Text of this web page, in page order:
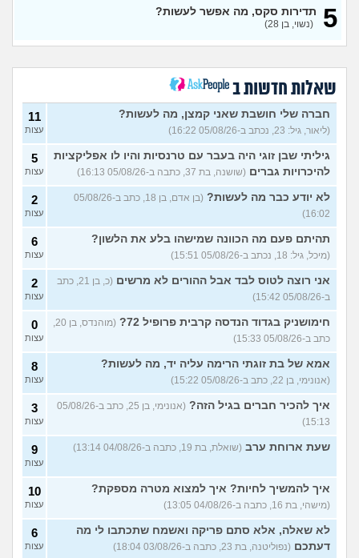
מפנטז על חבר טוב שלי
(רוויטל, בת 24)
14
עצות
בנות,אתן הייתן "מסדרות" את
אח שלכם במצב כזה?
(לוחם שקרוב ל'חרור, בן 21)
מסאג׳יסט מעורער
(מסאג׳יסט מעורער, בן 26)
4
עצות
אנחנו מקיימים יחסים עם
בגדים וזה לא מפריע לבעלי,
מה לעשות?
5
עצות
מחזור לאחר כמה שעות, זה
בטוח?
(שלומי, בן 21)
9
עצות
נשוי מפנטז על ליידיבויס
(מאטיטיהו, בן 37)
3
עצות
למישהו יש עצה איך לדכא את
החשק המיני?
עוד שאלות חדשות במדור
5 תדירות סקס, מה אפשר לעשות?
(נשוי, בן 28)
שאלות חדשות ב
חברה שלי חושבת שאני קמצן, מה לעשות?
(ליאור, גיל: 23, נכתב ב-05/08/26 16:22)
11
עצות
גיליתי שבן זוגי היה בעבר עם טרנסיות והיו לו אפליקציות
להיכרויות גברים (שושנה, בת 37, כתבה ב-05/08/26 16:13)
5
עצות
לא יודע כבר מה לעשות?
(בן אדם, בן 18, כתב ב-05/08/26
16:02)
2
עצות
תהיתם פעם מה הכוונה שמישהו בלע את הלשון?
(מיכל, גיל: 18, נכתב ב-05/08/26 15:51)
6
עצות
אני רוצה לטוס לבד אבל ההורים לא מרשים
(כ, בן 21, כתב
ב-05/08/26 15:42)
2
עצות
חימושניק בגדוד הנדסה קרבית פרופיל 72?
כתב ב-05/08/26 15:33)
0
עצות
אמא של בת זוגתי הרימה עליה יד, מה לעשות?
(אנונימי, בן 22, כתב ב-05/08/26 15:22)
8
עצות
איך להכיר חברים בגיל הזה?
(אנונימי, בן 25, כתב ב-05/08/26
15:13)
3
עצות
שעת ארוחת ערב (שואלת, בת 19, כתבה ב-04/08/26 13:14) 9
עצות
איך להמשיך לחיות? איך למצוא מטרה מספקת?
(מישהי, בת 16, כתבה ב-04/08/26 13:05)
10
עצות
לא שאלה, אלא סתם פריקה ואשמח שתכתבו לי מה
דעתכם (נפוליטנה, בת 23, כתבה ב-03/08/26 18:04)
6
עצות